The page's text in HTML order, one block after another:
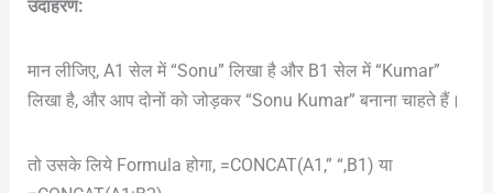
उदाहरण:
मान लीजिए, A1 सेल में “Sonu” लिखा है और B1 सेल में “Kumar”
लिखा है, और आप दोनों को जोड़कर “Sonu Kumar” बनाना चाहते हैं।
तो उसके लिये Formula होगा, =CONCAT(A1,” “,B1) या